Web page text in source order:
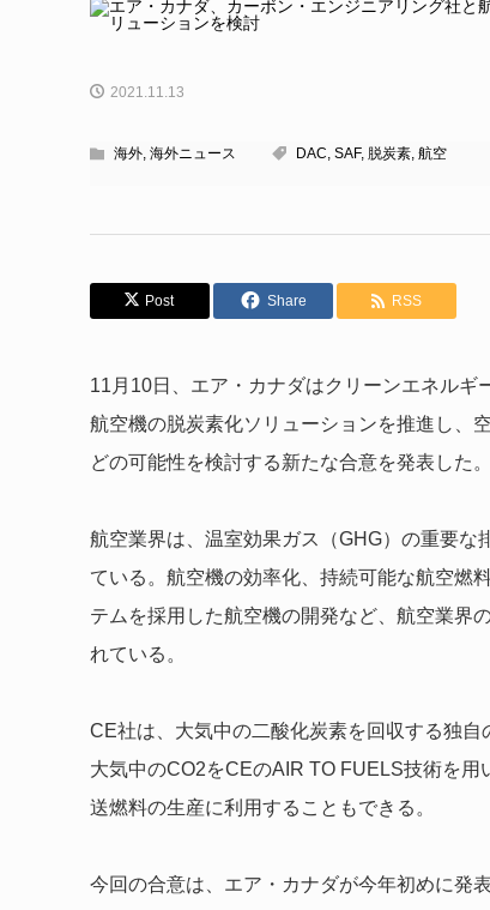
2021.11.13
海外, 海外ニュース DAC, SAF, 脱炭素, 航空
Post Share RSS
11月10日、エア・カナダはクリーンエネルギ
航空機の脱炭素化ソリューションを推進し、
どの可能性を検討する新たな合意を発表した。
航空業界は、温室効果ガス（GHG）の重要
ている。航空機の効率化、持続可能な航空燃
テムを採用した航空機の開発など、航空業界
れている。
CE社は、大気中の二酸化炭素を回収する独自
大気中のCO2をCEのAIR TO FUELS技術を
送燃料の生産に利用することもできる。
今回の合意は、エア・カナダが今年初めに発